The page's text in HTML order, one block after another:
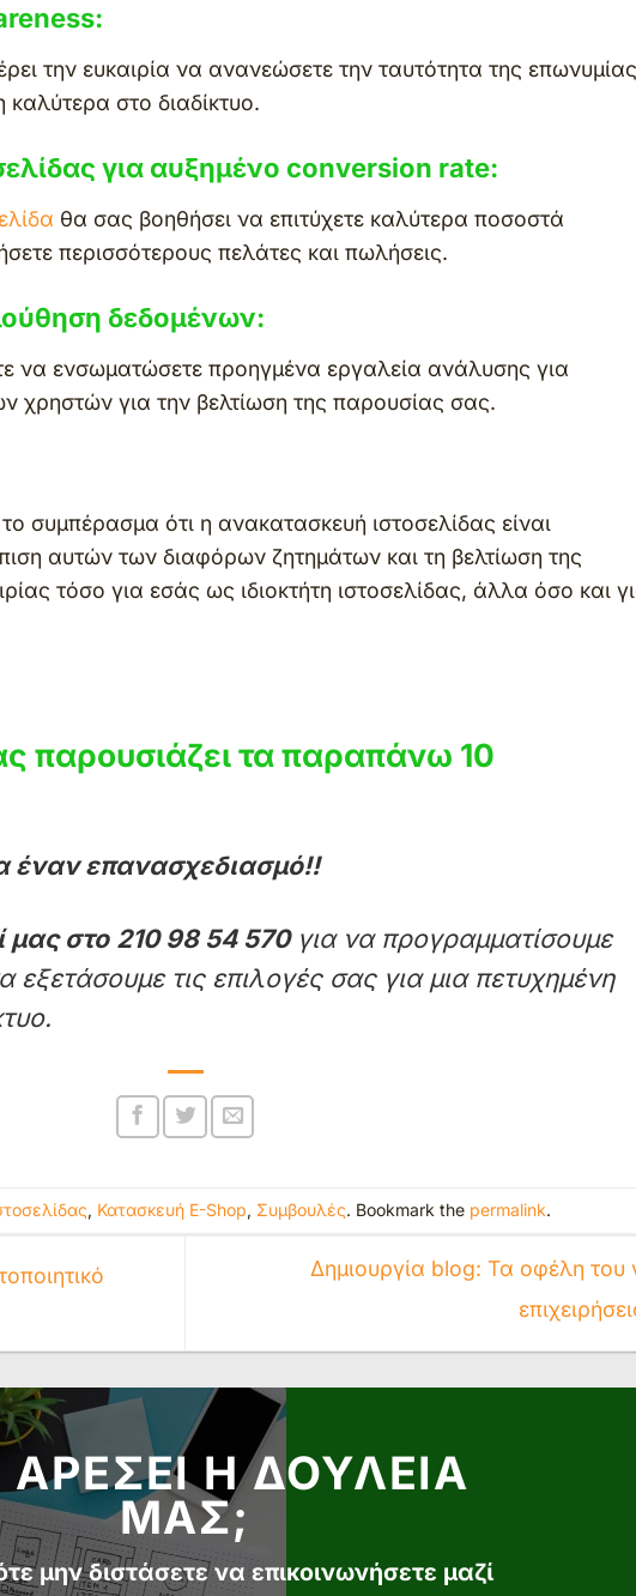
την ευκαιρία να ανανεώσετε την ταυτότητα της
στο διαδίκτυο.
για αυξημένο conversion rate:
θα σας βοηθήσει να επιτύχετε καλύτερα ποσοστά
περισσότερους πελάτες και πωλήσεις.
δεδομένων:
να ενσωματώσετε προηγμένα εργαλεία ανάλυσης για
χρηστών για την βελτίωση της παρουσίας σας.
συμπέρασμα ότι η ανακατασκευή ιστοσελίδας είναι
αυτών των διαφόρων ζητημάτων και τη βελτίωση της
τόσο για εσάς ως ιδιοκτήτη ιστοσελίδας, άλλα όσο και
παρουσιάζει τα παραπάνω 10
έναν επανασχεδιασμό!!
μας στο 210 98 54 570για να προγραμματίσουμε
εξετάσουμε τις επιλογές σας για μια πετυχημένη
, Κατασκευή E-Shop, Συμβουλές. Bookmark the permalink.
Δημιουργία blog: Τα οφέλη του
Η ΔΟΥΛΕΙΑ
ΜΑΣ;
μην διστάσετε να επικοινωνήσετε μαζί